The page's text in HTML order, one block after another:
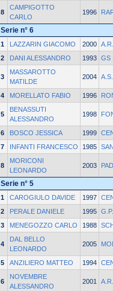
8
CAMPIGOTTO
CARLO
1996
Serie n° 6
1 LAZZARIN GIACOMO 2000
2
DANI ALESSANDRO 1993 GS
3
MASSAROTTO
MATILDE
2004
4 MORELLATO FABIO 1996
5
BENASSUTI
ALESSANDRO
1998
6 BOSCO JESSICA 1999
7
INFANTI FRANCESCO 1985
8
MORICONI
LEONARDO
2003
Serie n° 5
1 CAROGIULO DAVIDE 1997
2
PERALE DANIELE 1995
3
MENEGOZZO CARLO 1988
4
DAL BELLO
LEONARDO
2005
5 ANZILIERO MATTEO 1994
6
NOVEMBRE
ALESSANDRO
2001